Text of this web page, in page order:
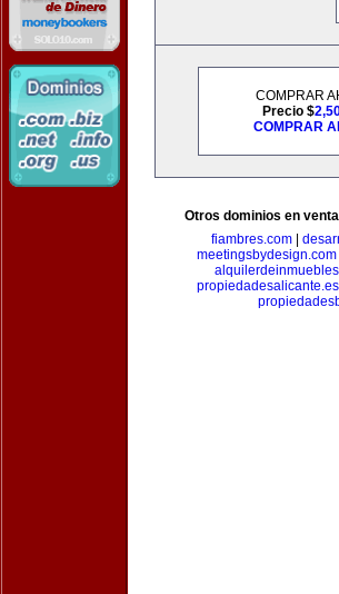
COMPRAR
Precio $
COMPRAR
Otros dominios en
fiambres.com|
meetingsbydesign.com|
propiedadesalicante.es